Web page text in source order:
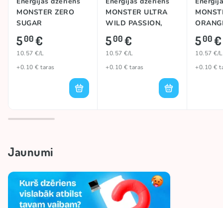
MONSTER ZERO
SUGAR
(STRAWBERRY
SHOT), 473ml
500€
10.57 €/L
+0.10 € taras
MONSTER ULTRA
WILD PASSION,
473ml
500€
10.57 €/L
+0.10 € taras
500€
10.57 €/L
+0.10 €
Jaunumi